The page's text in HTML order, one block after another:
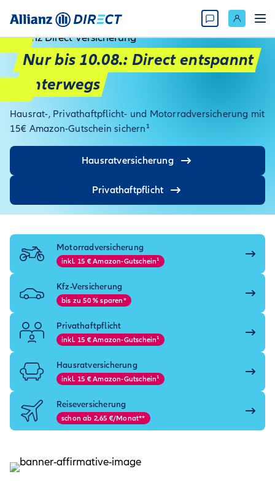
Nur bis 10.08.: Direct entspannt
unterwegs
Hausrat-, Privathaftpflicht- und Motorradversicherung mit
15€ Amazon-Gutschein sichern¹
Hausratversicherung
Privathaftpflicht
Motorrad­versicherung
inkl. 15 € Amazon-Gutschein¹
Kfz-Versicherung
bis zu 50 % sparen*
Privathaftpflicht
inkl. 15 € Amazon-Gutschein¹
Hausrat­versicherung
inkl. 15 € Amazon-Gutschein¹
Reise­versicherung
schon ab 2,65 €/Monat**